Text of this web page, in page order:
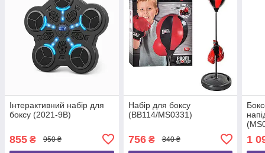
Інтерактивний набір для
боксу (2021-9B)
855 ₴ 950 ₴
Набір для боксу
(BB114/MS0331)
756₴ 840 ₴ 1